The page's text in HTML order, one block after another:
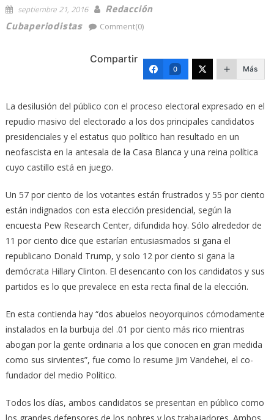
septiembre 21, 2016
Redacción
Cubaperiodistas
Comment(0)
Compartir
0 Más
La desilusión del público con el proceso electoral expresado en el
repudio masivo del electorado a los dos principales candidatos
presidenciales y el estatus quo político han resultado en un
neofascista en la antesala de la Casa Blanca y una reina política
cuyo castillo está en juego.
Un 57 por ciento de los votantes están frustrados y 55 por ciento
están indignados con esta elección presidencial, según la
encuesta Pew Research Center, difundida hoy. Sólo alrededor de
11 por ciento dice que estarían entusiasmados si gana el
republicano Donald Trump, y solo 12 por ciento si gana la
demócrata Hillary Clinton. El desencanto con los candidatos y sus
partidos es lo que prevalece en esta recta final de la elección.
En esta contienda hay “dos abuelos neoyorquinos cómodamente
instalados en la burbuja del .01 por ciento más rico mientras
abogan por la gente ordinaria a los que conocen en gran medida
como sus sirvientes”, fue como lo resume Jim Vandehei, el co-
fundador del medio Político.
Todos los días, ambos candidatos se presentan en público como